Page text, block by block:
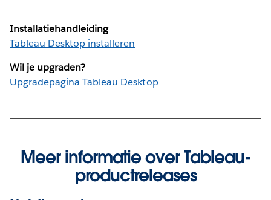
Installatiehandleiding
Tableau Desktop installeren
Wil je upgraden?
Upgradepagina Tableau Desktop
Meer informatie over Tableau-
productreleases